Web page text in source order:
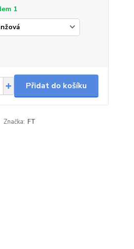
1
Přidat do košíku
Značka: FT